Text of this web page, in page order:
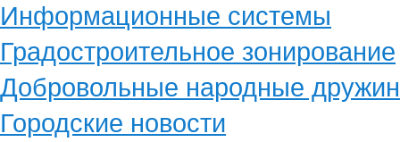
Информационные системы
Градостроительное зонирование
Добровольные народные
Городские новости